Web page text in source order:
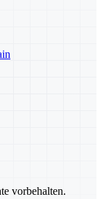
vorbehalten.